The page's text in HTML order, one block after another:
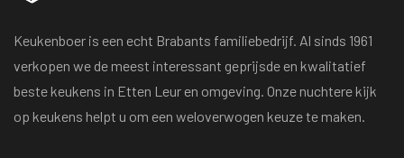
Keukenboer is een echt Brabants familiebedrijf. Al sinds 1961
verkopen we de meest interessant geprijsde en kwalitatief
beste keukens in Etten Leur en omgeving. Onze nuchtere kijk
op keukens helpt u om een weloverwogen keuze te maken.